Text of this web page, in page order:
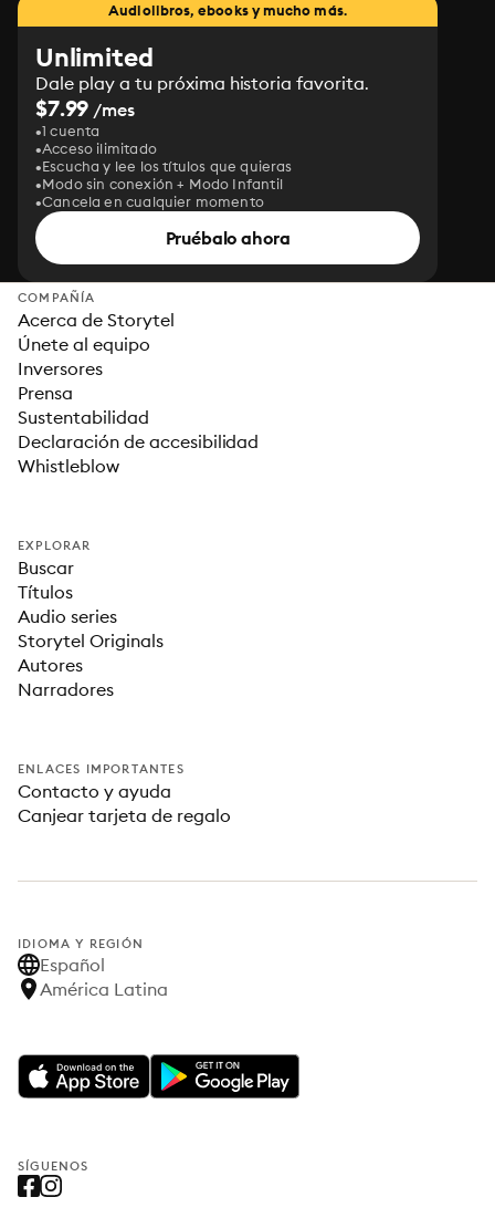
Audiolibros, ebooks y mucho más.
Unlimited
Dale play a tu próxima historia favorita.
$7.99 /mes
1 cuenta
Acceso ilimitado
Escucha y lee los títulos que quieras
Modo sin conexión + Modo Infantil
Cancela en cualquier momento
Pruébalo ahora
COMPAÑÍA
Acerca de Storytel
Únete al equipo
Inversores
Prensa
Sustentabilidad
Declaración de accesibilidad
Whistleblow
EXPLORAR
Buscar
Títulos
Audio series
Storytel Originals
Autores
Narradores
ENLACES IMPORTANTES
Contacto y ayuda
Canjear tarjeta de regalo
IDIOMA Y REGIÓN
Español
América Latina
SÍGUENOS